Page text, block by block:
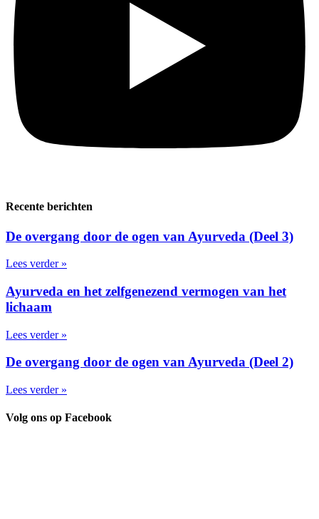
Recente berichten
De overgang door de ogen van Ayurveda (Deel 3)
Lees verder »
Ayurveda en het zelfgenezend vermogen van het
lichaam
Lees verder »
De overgang door de ogen van Ayurveda (Deel 2)
Lees verder »
Volg ons op Facebook